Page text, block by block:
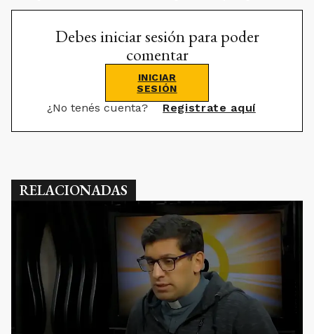
Debes iniciar sesión para poder
comentar
INICIAR
SESIÓN
¿No tenés cuenta? Registrate aquí
RELACIONADAS